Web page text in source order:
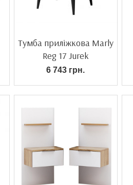
Тумба приліжкова Marly
Reg 17 Jurek
6 743 грн.